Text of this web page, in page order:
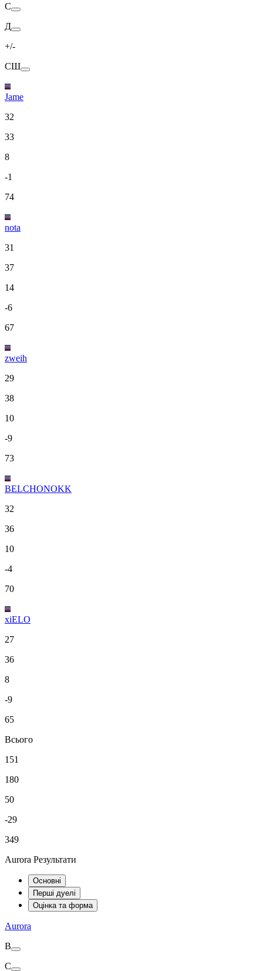
С
Д
+/-
СШ
Jame
32
33
8
-1
74
nota
31
37
14
-6
67
zweih
29
38
10
-9
73
BELCHONOKK
32
36
10
-4
70
xiELO
27
36
8
-9
65
Всього
151
180
50
-29
349
Aurora Результати
Основні
Перші дуелі
Оцінка та форма
Aurora
В
С